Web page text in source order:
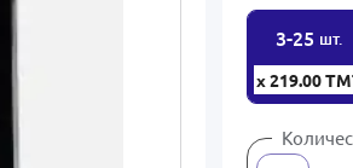
3-25 шт.
x 219.00